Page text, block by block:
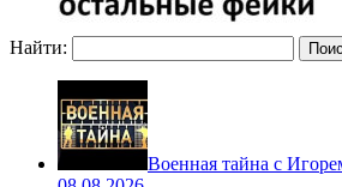
Найти:
Военная тайна с